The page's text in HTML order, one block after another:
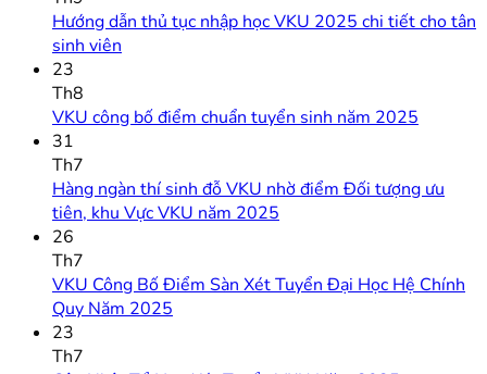
Hướng dẫn thủ tục nhập học VKU 2025 chi tiết cho tân
sinh viên
23
Th8
VKU công bố điểm chuẩn tuyển sinh năm 2025
31
Th7
Hàng ngàn thí sinh đỗ VKU nhờ điểm Đối tượng ưu
tiên, khu Vực VKU năm 2025
26
Th7
VKU Công Bố Điểm Sàn Xét Tuyển Đại Học Hệ Chính
Quy Năm 2025
23
Th7